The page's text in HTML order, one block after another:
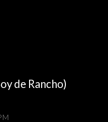
de Rancho)